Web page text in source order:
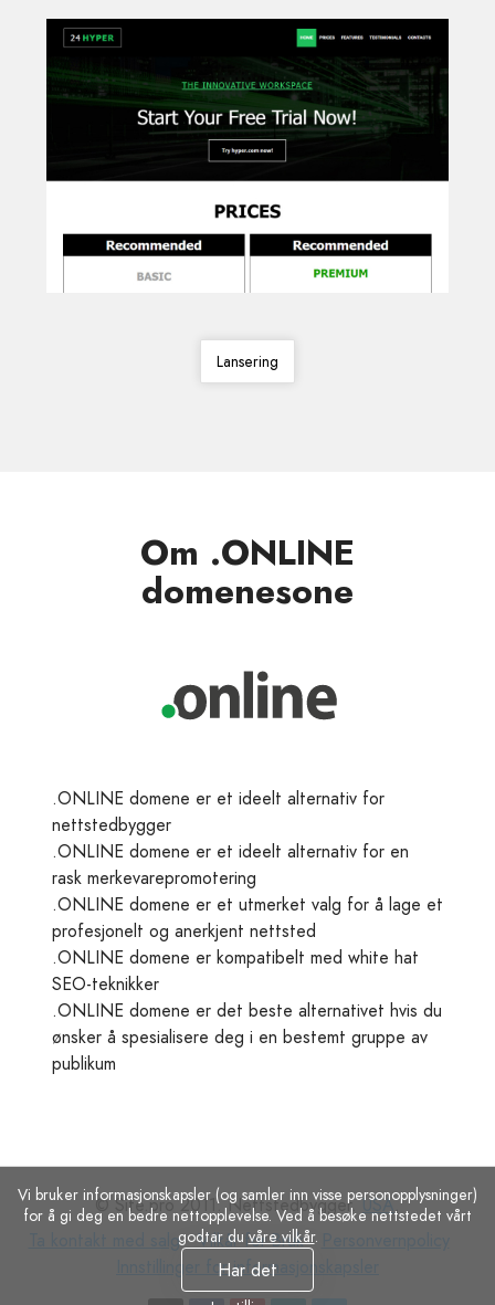
Lansering
Om .ONLINE
domenesone
.ONLINE domene er et ideelt alternativ for
nettstedbygger
.ONLINE domene er et ideelt alternativ for en
rask merkevarepromotering
.ONLINE domene er et utmerket valg for å lage et
profesjonelt og anerkjent nettsted
.ONLINE domene er kompatibelt med white hat
SEO-teknikker
.ONLINE domene er det beste alternativet hvis du
ønsker å spesialisere deg i en bestemt gruppe av
publikum
© Site.pro 2011. Nettstedbygger.USA.
Ta kontakt med salg
Vilkår
Bruk
Vilkår for Bruk
Innstillinger for informasjonskapsler
Vi bruker informasjonskapsler (og samler inn visse personopplysninger)
for å gi deg en bedre nettopplevelse. Ved å besøke nettstedet vårt
godtar du våre vilkår.
Har det